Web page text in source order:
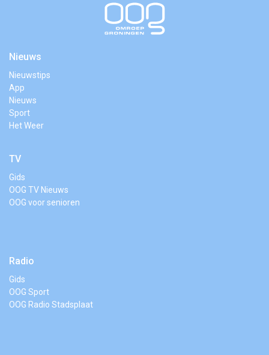
Nieuws
Nieuwstips
App
Nieuws
Sport
Het Weer
TV
Gids
OOG TV Nieuws
OOG voor senioren
Radio
Gids
OOG Sport
OOG Radio Stadsplaat